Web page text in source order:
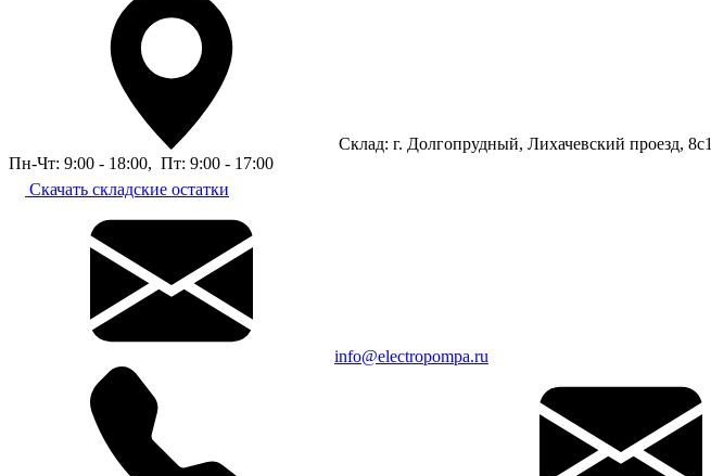
Склад: г. Долгопрудный, Лихачевский проезд, 8c1
Пн-Чт: 9:00 - 18:00, Пт: 9:00 - 17:00
Скачать складские остатки
info@electropompa.ru